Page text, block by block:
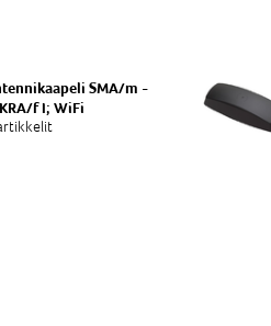
SMA/m -
f I; WiFi